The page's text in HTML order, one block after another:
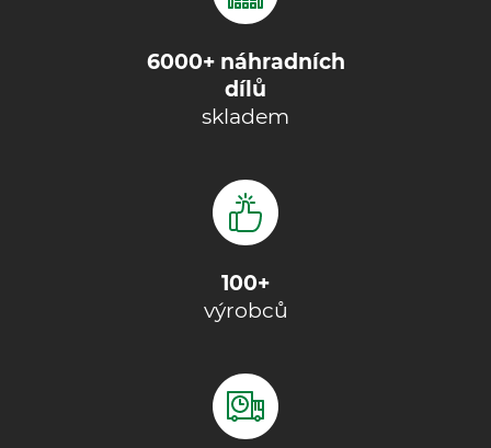
6000+ náhradních
dílů
skladem
100+
výrobců